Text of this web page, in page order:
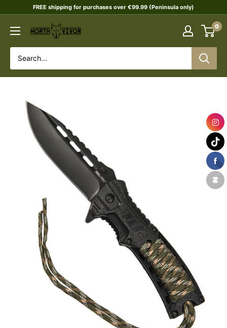
content
FREE shipping for purchases over €99.99 (Peninsula only)
NORTHVIVOR 0